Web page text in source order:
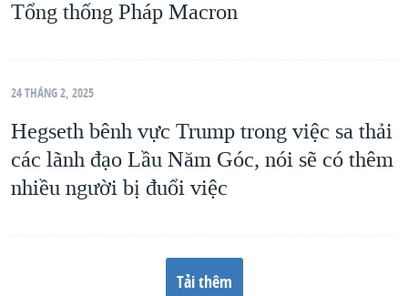
Tổng thống Pháp Macron
24 THÁNG 2, 2025
Hegseth bênh vực Trump trong việc sa thải
các lãnh đạo Lầu Năm Góc, nói sẽ có thêm
nhiều người bị đuổi việc
Tải thêm